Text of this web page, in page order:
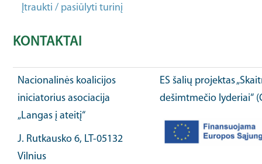
Įtraukti / pasiūlyti turinį
KONTAKTAI
Nacionalinės koalicijos
iniciatorius asociacija
„Langas į ateitį“
J. Rutkausko 6, LT-05132
Vilnius
ES šalių projektas
dešimtmečio lyderiai“